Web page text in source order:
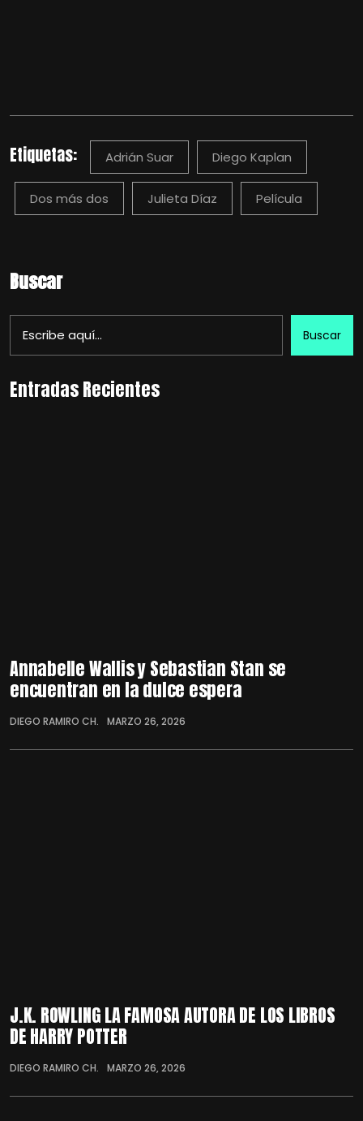
Etiquetas: Adrián Suar Diego Kaplan
Dos más dos Julieta Díaz Película
Buscar
Buscar
Entradas Recientes
Annabelle Wallis y Sebastian Stan se
encuentran en la dulce espera
DIEGO RAMIRO CH. MARZO 26, 2026
J.K. ROWLING LA FAMOSA AUTORA DE LOS LIBROS
DE HARRY POTTER
DIEGO RAMIRO CH. MARZO 26, 2026